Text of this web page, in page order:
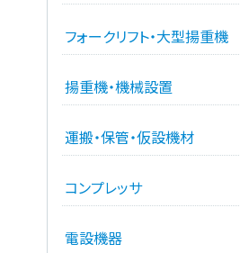
フォークリフト・大型揚重機
揚重機・機械設置
運搬・保管・仮設機材
コンプレッサ
電設機器